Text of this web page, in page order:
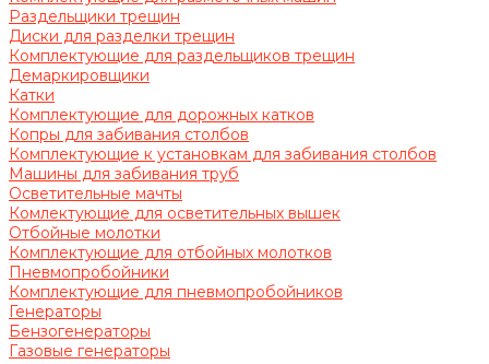
Раздельщики трещин
Диски для разделки трещин
Комплектующие для раздельщиков трещин
Демаркировщики
Катки
Комплектующие для дорожных катков
Копры для забивания столбов
Комплектующие к установкам для забивания столбов
Машины для забивания труб
Осветительные мачты
Комлектующие для осветительных вышек
Отбойные молотки
Комплектующие для отбойных молотков
Пневмопробойники
Комплектующие для пневмопробойников
Генераторы
Бензогенераторы
Газовые генераторы